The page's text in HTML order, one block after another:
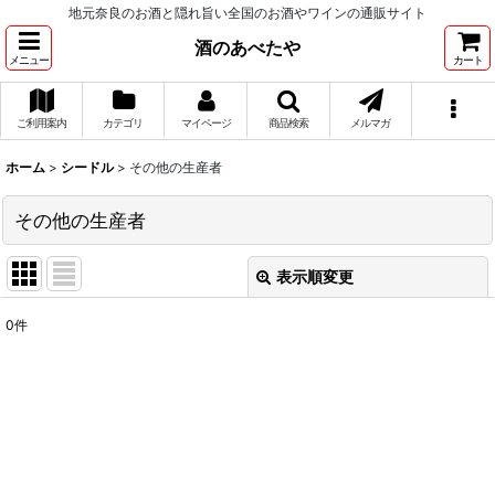
地元奈良のお酒と隠れ旨い全国のお酒やワインの通販サイト
メニュー
酒のあべたや
カート
ご利用案内 カテゴリ マイページ 商品検索 メルマガ
ホーム > シードル > その他の生産者
その他の生産者
表示順変更
0件